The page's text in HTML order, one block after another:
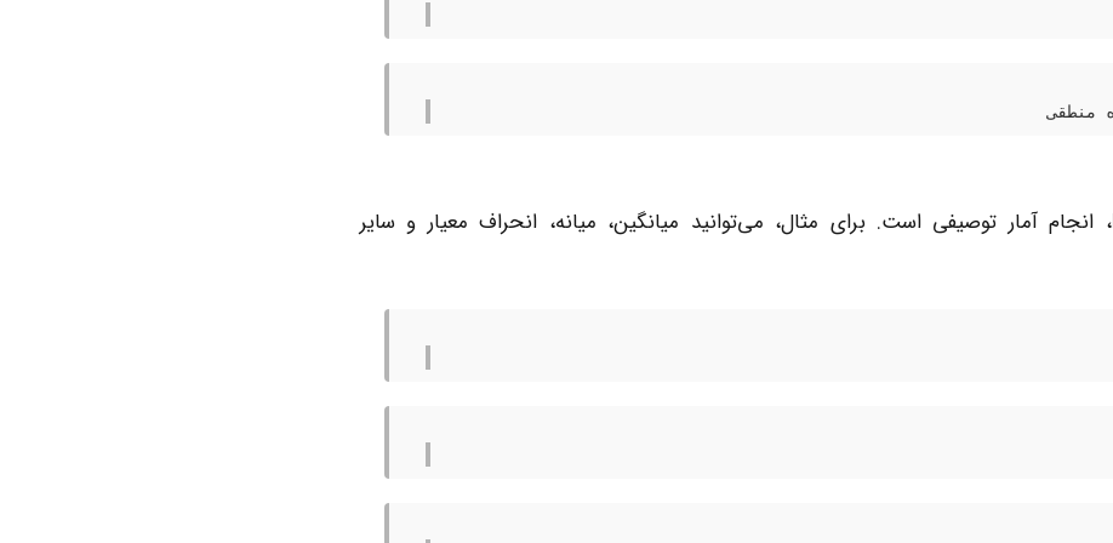
یکی از کاربردهای اصلی نرم‌افزار R، انجام آمار توصیفی است. برای مثال، می‌توانید میانگین، میانه، انحراف معیار و سایر